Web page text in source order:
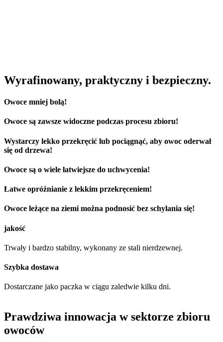
Wyrafinowany, praktyczny i bezpieczny.
Owoce mniej bolą!
Owoce są zawsze widoczne podczas procesu zbioru!
Wystarczy lekko przekręcić lub pociągnąć, aby owoc oderwał
się od drzewa!
Owoce są o wiele łatwiejsze do uchwycenia!
Łatwe opróżnianie z lekkim przekręceniem!
Owoce leżące na ziemi można podnosić bez schylania się!
jakość
Trwały i bardzo stabilny, wykonany ze stali nierdzewnej.
Szybka dostawa
Dostarczane jako paczka w ciągu zaledwie kilku dni.
Prawdziwa innowacja w sektorze zbioru
owoców